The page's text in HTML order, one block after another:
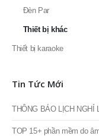
Đèn Par
Thiết bị khác
Thiết bị karaoke
Tin Tức Mới
THÔNG BÁO LỊCH NGHỈ
TOP 15+ phần mềm do